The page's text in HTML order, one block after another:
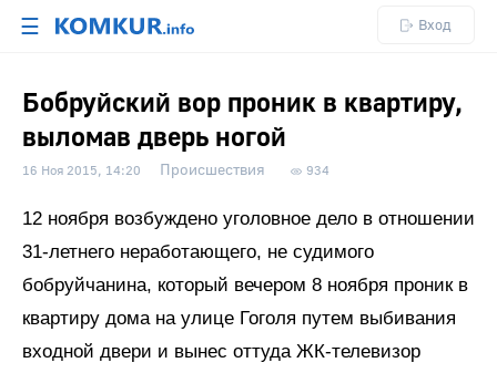
☰ Вход
Бобруйский вор проник в квартиру,
выломав дверь ногой
16 Ноя 2015, 14:20 Происшествия 934
12 ноября возбуждено уголовное дело в отношении
31-летнего неработающего, не судимого
бобруйчанина, который вечером 8 ноября проник в
квартиру дома на улице Гоголя путем выбивания
входной двери и вынес оттуда ЖК-телевизор